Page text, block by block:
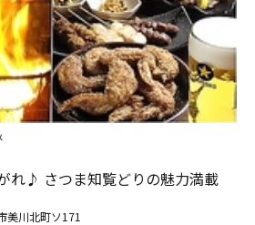
れ♪ さつま知覧どりの魅力満載
美川北町ソ171